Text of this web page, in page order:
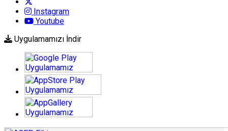
Instagram
Youtube
Uygulamamızı İndir